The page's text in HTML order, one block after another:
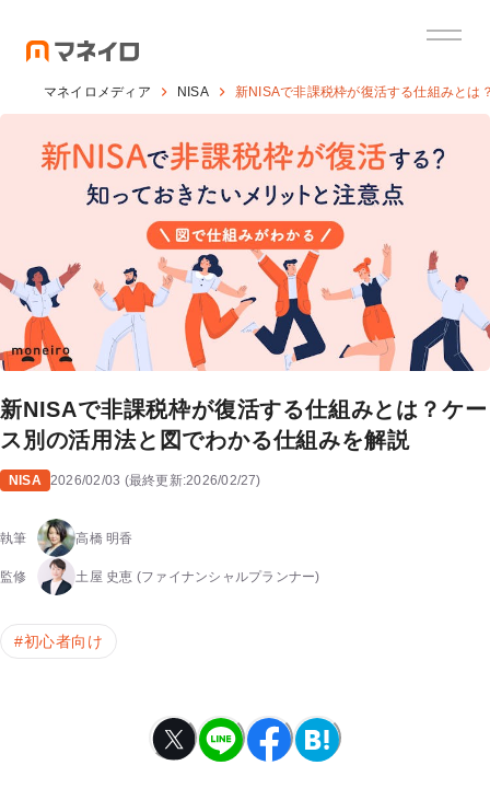
マネイロメディア NISA 新NISAで非課税枠が復活する仕組みとは
新NISAで非課税枠が復活する仕組みとは？ケー
ス別の活用法と図でわかる仕組みを解説
NISA 2026/02/03 (最終更新:2026/02/27)
執筆 高橋 明香
監修 土屋 史恵 (ファイナンシャルプランナー)
#初心者向け